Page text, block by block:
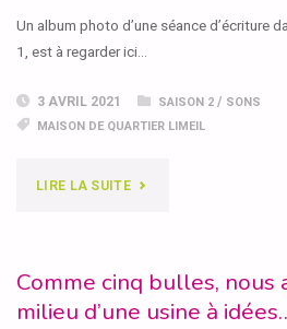
Un album photo d’une séance d’écriture
1, est à regarder ici…
3 AVRIL 2021 SAISON 2/ SONS
MAISON DE QUARTIER LIMEIL
LIRE LA SUITE"ECOUTEZ
QUAND
JE
Comme cinq bulles, nous
milieu d’une usine à